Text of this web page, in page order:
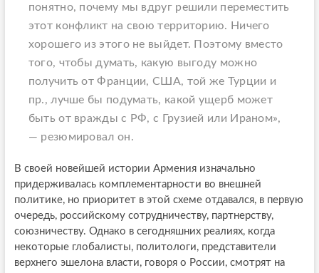
понятно, почему мы вдруг решили переместить
этот конфликт на свою территорию. Ничего
хорошего из этого не выйдет. Поэтому вместо
того, чтобы думать, какую выгоду можно
получить от Франции, США, той же Турции и
пр., лучше бы подумать, какой ущерб может
быть от вражды с РФ, с Грузией или Ираном»,
— резюмировал он.
В своей новейшей истории Армения изначально
придерживалась комплементарности во внешней
политике, но приоритет в этой схеме отдавался, в первую
очередь, российскому сотрудничеству, партнерству,
союзничеству. Однако в сегодняшних реалиях, когда
некоторые глобалисты, политологи, представители
верхнего эшелона власти, говоря о России, смотрят на